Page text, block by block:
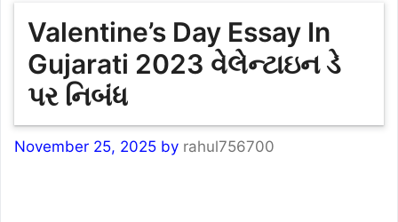
Valentine’s Day Essay In
Gujarati 2023 વેલેન્ટાઇન ડે
પર નિબંધ
November 25, 2025 by rahul756700